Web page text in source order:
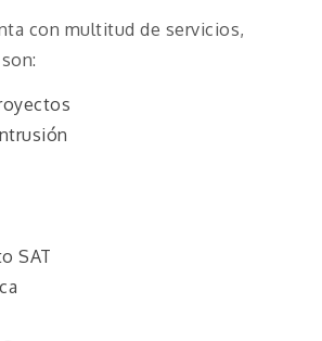
con multitud de servicios,
SAT